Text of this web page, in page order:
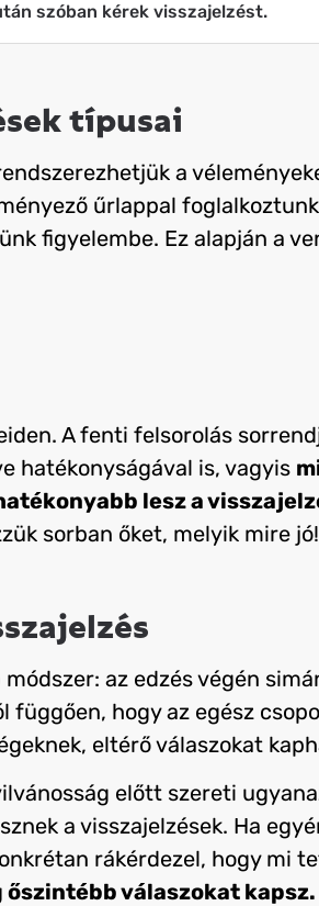
szóban kérek visszajelzést.
típusai
a
űrlappal
figyelembe. Ez alapján a
A fenti felsorolás
hatékonyságával is, vagyis
lesz a
sorban őket, melyik mire jó!
az edzés végén
függően, hogy az egész
eltérő válaszokat
előtt szereti
a visszajelzések. Ha
rákérdezel, hogy mi
válaszokat kapsz.